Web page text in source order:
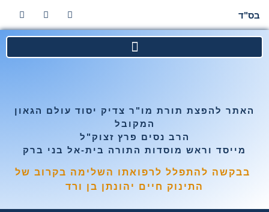
בס"ד
האתר להפצת תורת מו"ר צדיק יסוד עולם הגאון
המקובל
הרב נסים פרץ זצוק"ל
מייסד וראש מוסדות התורה בית-אל בני ברק
בבקשה להתפלל לרפואתו השלימה בקרוב של
התינוק חיים יהונתן בן ורד